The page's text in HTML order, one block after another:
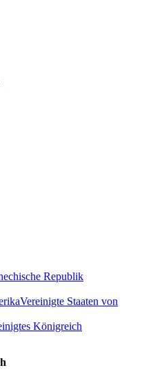
Republik
Vereinigte Staaten von
Königreich